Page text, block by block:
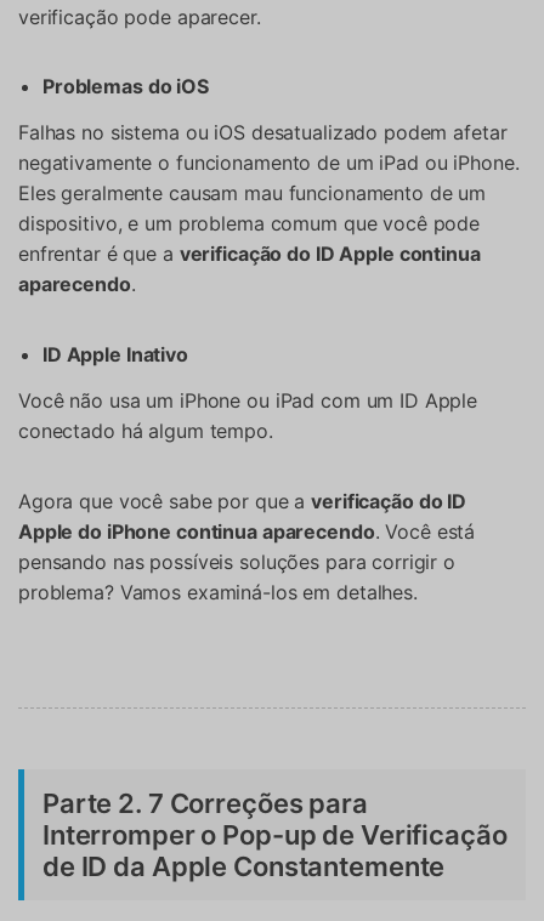
verificação pode aparecer.
Problemas do iOS
Falhas no sistema ou iOS desatualizado podem afetar
negativamente o funcionamento de um iPad ou iPhone.
Eles geralmente causam mau funcionamento de um
dispositivo, e um problema comum que você pode
enfrentar é que a verificação do ID Apple continua
aparecendo.
ID Apple Inativo
Você não usa um iPhone ou iPad com um ID Apple
conectado há algum tempo.
Agora que você sabe por que averificação do ID
Apple do iPhone continua aparecendo. Você está
pensando nas possíveis soluções para corrigir o
problema? Vamos examiná-los em detalhes.
Parte 2. 7 Correções para
Interromper o Pop-up de Verificação
de ID da Apple Constantemente